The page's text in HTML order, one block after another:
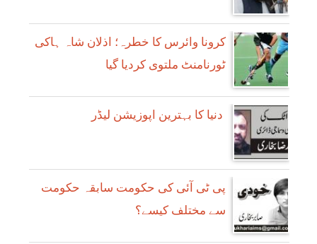
کرونا وائرس کا خطرہ؛ اذلان شاہ ہاکی
ٹورنامنٹ ملتوی کردیا گیا
پی ٹی آئی کی حکومت سابقہ حکومت
سے مختلف کیسے؟